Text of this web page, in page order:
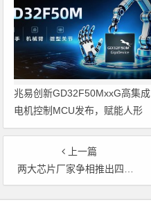
兆易创新GD32F50MxxG高集成
电机控制MCU发布，赋能人形
机器人关节驱动革新
上一篇
两大芯片厂家争相推出四核处理器
文章导航